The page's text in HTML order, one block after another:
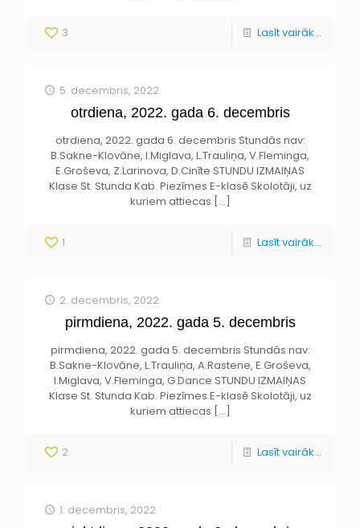
3 Lasīt vairāk...
5. decembris, 2022
otrdiena, 2022. gada 6. decembris
otrdiena, 2022. gada 6. decembris Stundās nav:
B.Sakne-Klovāne, I.Miglava, L.Trauliņa, V.Fleminga,
E.Groševa, Z.Larinova, D.Cinīte STUNDU IZMAIŅAS
Klase St. Stunda Kab. Piezīmes E-klasē Skolotāji, uz
kuriem attiecas […]
1 Lasīt vairāk...
2. decembris, 2022
pirmdiena, 2022. gada 5. decembris
pirmdiena, 2022. gada 5. decembris Stundās nav:
B.Sakne-Klovāne, L.Trauliņa, A.Rastene, E.Groševa,
I.Miglava, V.Fleminga, G.Dance STUNDU IZMAIŅAS
Klase St. Stunda Kab. Piezīmes E-klasē Skolotāji, uz
kuriem attiecas […]
2 Lasīt vairāk...
1. decembris, 2022